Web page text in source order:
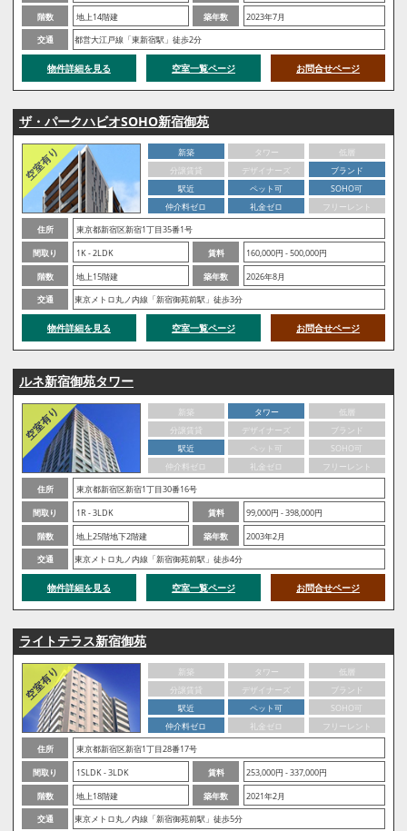
階数
地上14階建 築年数
2023年7月
交通
都営大江戸線「東新宿駅」徒歩2分
物件詳細を見る 空室一覧ページ お問合せページ
ザ・パークハビオSOHO新宿御苑
新築 タワー
低層
分譲賃貸
デザイナーズ
ブランド
駅近
ペット可
SOHO可
仲介料ゼロ
礼金ゼロ
フリーレント
住所
東京都新宿区新宿1丁目35番1号
間取り
1K - 2LDK 賃料
160,000円 - 500,000円
階数
地上15階建 築年数
2026年8月
交通
東京メトロ丸ノ内線「新宿御苑前駅」徒歩3分
物件詳細を見る 空室一覧ページ お問合せページ
ルネ新宿御苑タワー
新築 タワー
低層
分譲賃貸
デザイナーズ
ブランド
駅近
ペット可
SOHO可
仲介料ゼロ
礼金ゼロ
フリーレント
住所
東京都新宿区新宿1丁目30番16号
間取り
1R - 3LDK 賃料
99,000円 - 398,000円
階数
地上25階地下2階建 築年数
2003年2月
交通
東京メトロ丸ノ内線「新宿御苑前駅」徒歩4分
物件詳細を見る 空室一覧ページ お問合せページ
ライトテラス新宿御苑
新築 タワー
低層
分譲賃貸
デザイナーズ
ブランド
駅近
ペット可
SOHO可
仲介料ゼロ
礼金ゼロ
フリーレント
住所
東京都新宿区新宿1丁目28番17号
間取り
1SLDK - 3LDK 賃料
253,000円 - 337,000円
階数
地上18階建 築年数
2021年2月
交通
東京メトロ丸ノ内線「新宿御苑前駅」徒歩5分